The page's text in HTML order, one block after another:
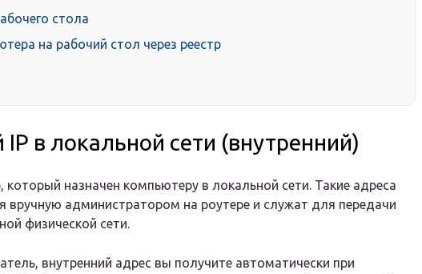
стола
на рабочий стол через реестр
IP в локальной сети (внутренний)
который назначен компьютеру в локальной сети. Такие адреса
вручную администратором на роутере и служат для передачи
физической сети.
внутренний адрес вы получите автоматически при